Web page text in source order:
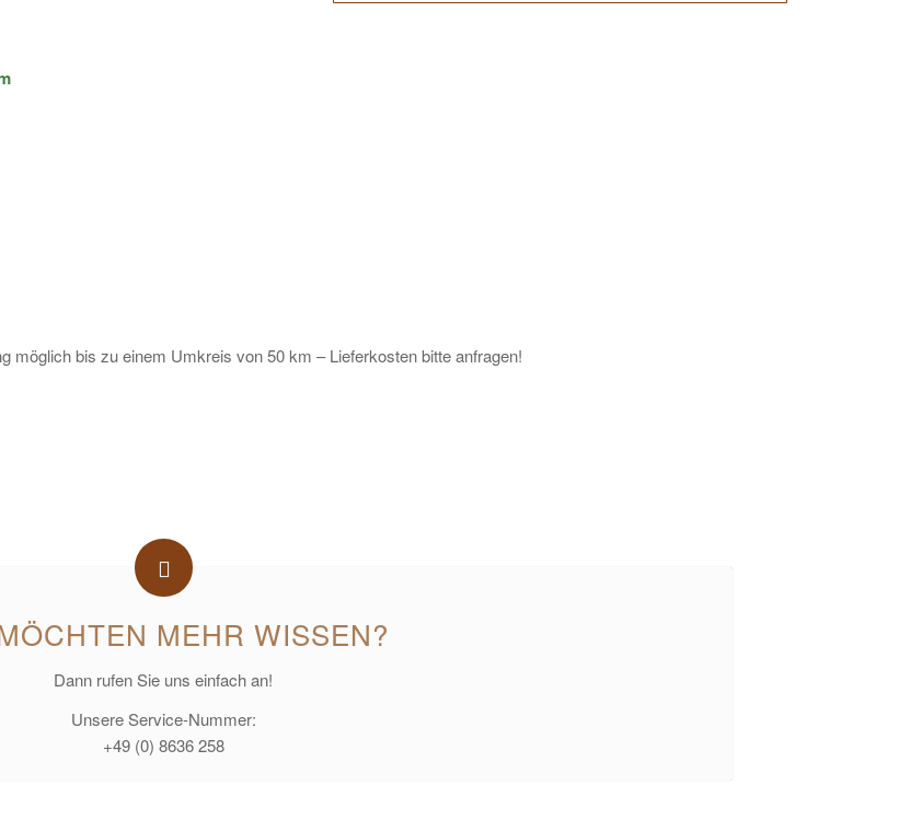
möglich bis zu einem Umkreis von 50 km – Lieferkosten bitte anfragen!
MEHR WISSEN?
Dann rufen Sie uns einfach an!
Unsere Service-Nummer:
+49 (0) 8636 258